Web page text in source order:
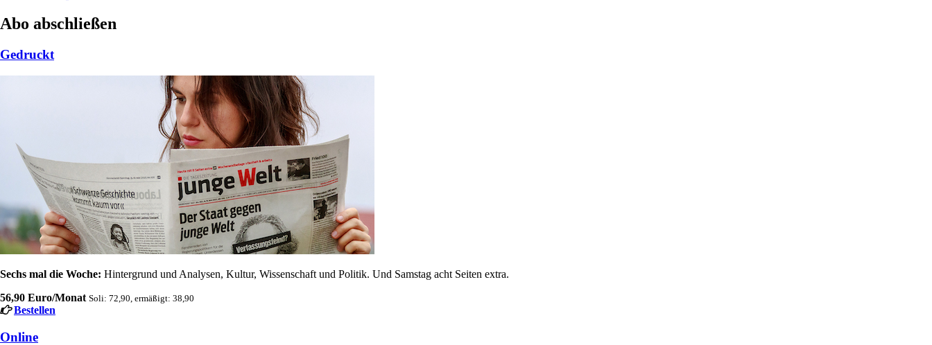
Abo abschließen
Gedruckt
Sechs mal die Woche: Hintergrund und Analysen, Kultur, Wissenschaft und Politik. Und Samstag acht Seiten extra.
56,90 Euro/Monat Soli: 72,90, ermäßigt: 38,90
Bestellen
Online